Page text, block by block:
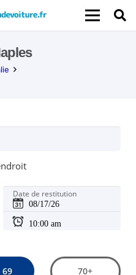
Date de restitution
69 70+